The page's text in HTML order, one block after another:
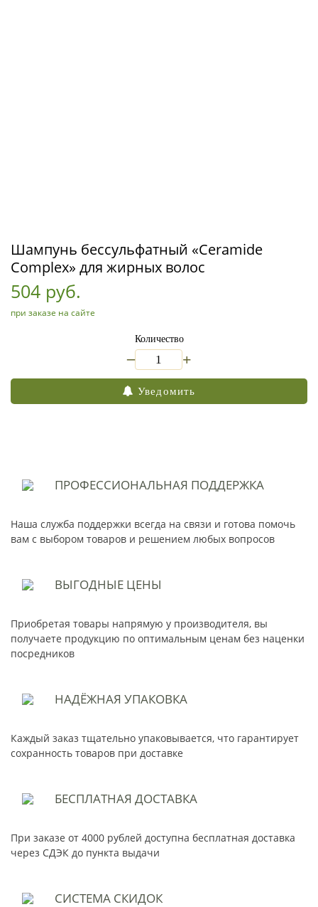
Шампунь бессульфатный «Ceramide
Complex» для жирных волос
504 руб.
при заказе на сайте
Количество
+
Уведомить
ПРОФЕССИОНАЛЬНАЯ ПОДДЕРЖКА
Наша служба поддержки всегда на связи и готова помочь
вам с выбором товаров и решением любых вопросов
ВЫГОДНЫЕ ЦЕНЫ
Приобретая товары напрямую у производителя, вы
получаете продукцию по оптимальным ценам без наценки
посредников
НАДЁЖНАЯ УПАКОВКА
Каждый заказ тщательно упаковывается, что гарантирует
сохранность товаров при доставке
БЕСПЛАТНАЯ ДОСТАВКА
При заказе от 4000 рублей доступна бесплатная доставка
через СДЭК до пункта выдачи
СИСТЕМА СКИДОК